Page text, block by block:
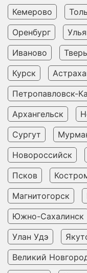
Кемерово
Оренбург
Иваново
Тверь
Курск
Петропавловск-
Архангельск
Сургут
Новороссийск
Псков
Магнитогорск
Южно-Сахалинск
Улан Удэ
Великий